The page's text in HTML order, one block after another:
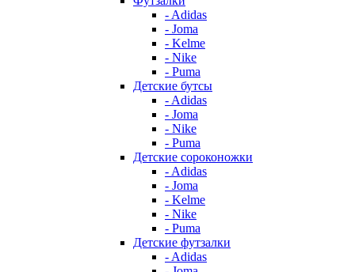
- Adidas
- Joma
- Kelme
- Nike
- Puma
Детские бутсы
- Adidas
- Joma
- Nike
- Puma
Детские сороконожки
- Adidas
- Joma
- Kelme
- Nike
- Puma
Детские футзалки
- Adidas